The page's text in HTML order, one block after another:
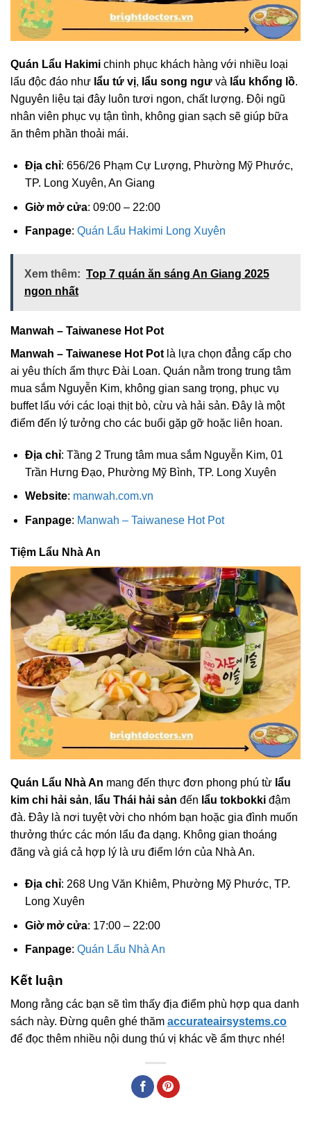
Quán Lẩu Hakimi chinh phục khách hàng với nhiều loại
lẩu độc đáo như lẩu tứ vị, lẩu song ngư và lẩu khổng lồ.
Nguyên liệu tại đây luôn tươi ngon, chất lượng. Đội ngũ
nhân viên phục vụ tận tình, không gian sạch sẽ giúp bữa
ăn thêm phần thoải mái.
Địa chỉ: 656/26 Phạm Cự Lượng, Phường Mỹ Phước,
TP. Long Xuyên, An Giang
Giờ mở cửa: 09:00 – 22:00
Fanpage: Quán Lẩu Hakimi Long Xuyên
Xem thêm: Top 7 quán ăn sáng An Giang 2025
ngon nhất
Manwah – Taiwanese Hot Pot
Manwah – Taiwanese Hot Pot là lựa chọn đẳng cấp cho
ai yêu thích ẩm thực Đài Loan. Quán nằm trong trung tâm
mua sắm Nguyễn Kim, không gian sang trọng, phục vụ
buffet lẩu với các loại thịt bò, cừu và hải sản. Đây là một
điểm đến lý tưởng cho các buổi gặp gỡ hoặc liên hoan.
Địa chỉ: Tầng 2 Trung tâm mua sắm Nguyễn Kim, 01
Trần Hưng Đạo, Phường Mỹ Bình, TP. Long Xuyên
Website: manwah.com.vn
Fanpage: Manwah – Taiwanese Hot Pot
Tiệm Lẩu Nhà An
Quán Lẩu Nhà An mang đến thực đơn phong phú từ lẩu
kim chi hải sản, lẩu Thái hải sản đến lẩu tokbokki đậm
đà. Đây là nơi tuyệt vời cho nhóm bạn hoặc gia đình muốn
thưởng thức các món lẩu đa dạng. Không gian thoáng
đãng và giá cả hợp lý là ưu điểm lớn của Nhà An.
Địa chỉ: 268 Ung Văn Khiêm, Phường Mỹ Phước, TP.
Long Xuyên
Giờ mở cửa: 17:00 – 22:00
Fanpage: Quán Lẩu Nhà An
Kết luận
Mong rằng các bạn sẽ tìm thấy địa điểm phù hợp qua danh
sách này. Đừng quên ghé thăm accurateairsystems.co
để đọc thêm nhiều nội dung thú vị khác về ẩm thực nhé!